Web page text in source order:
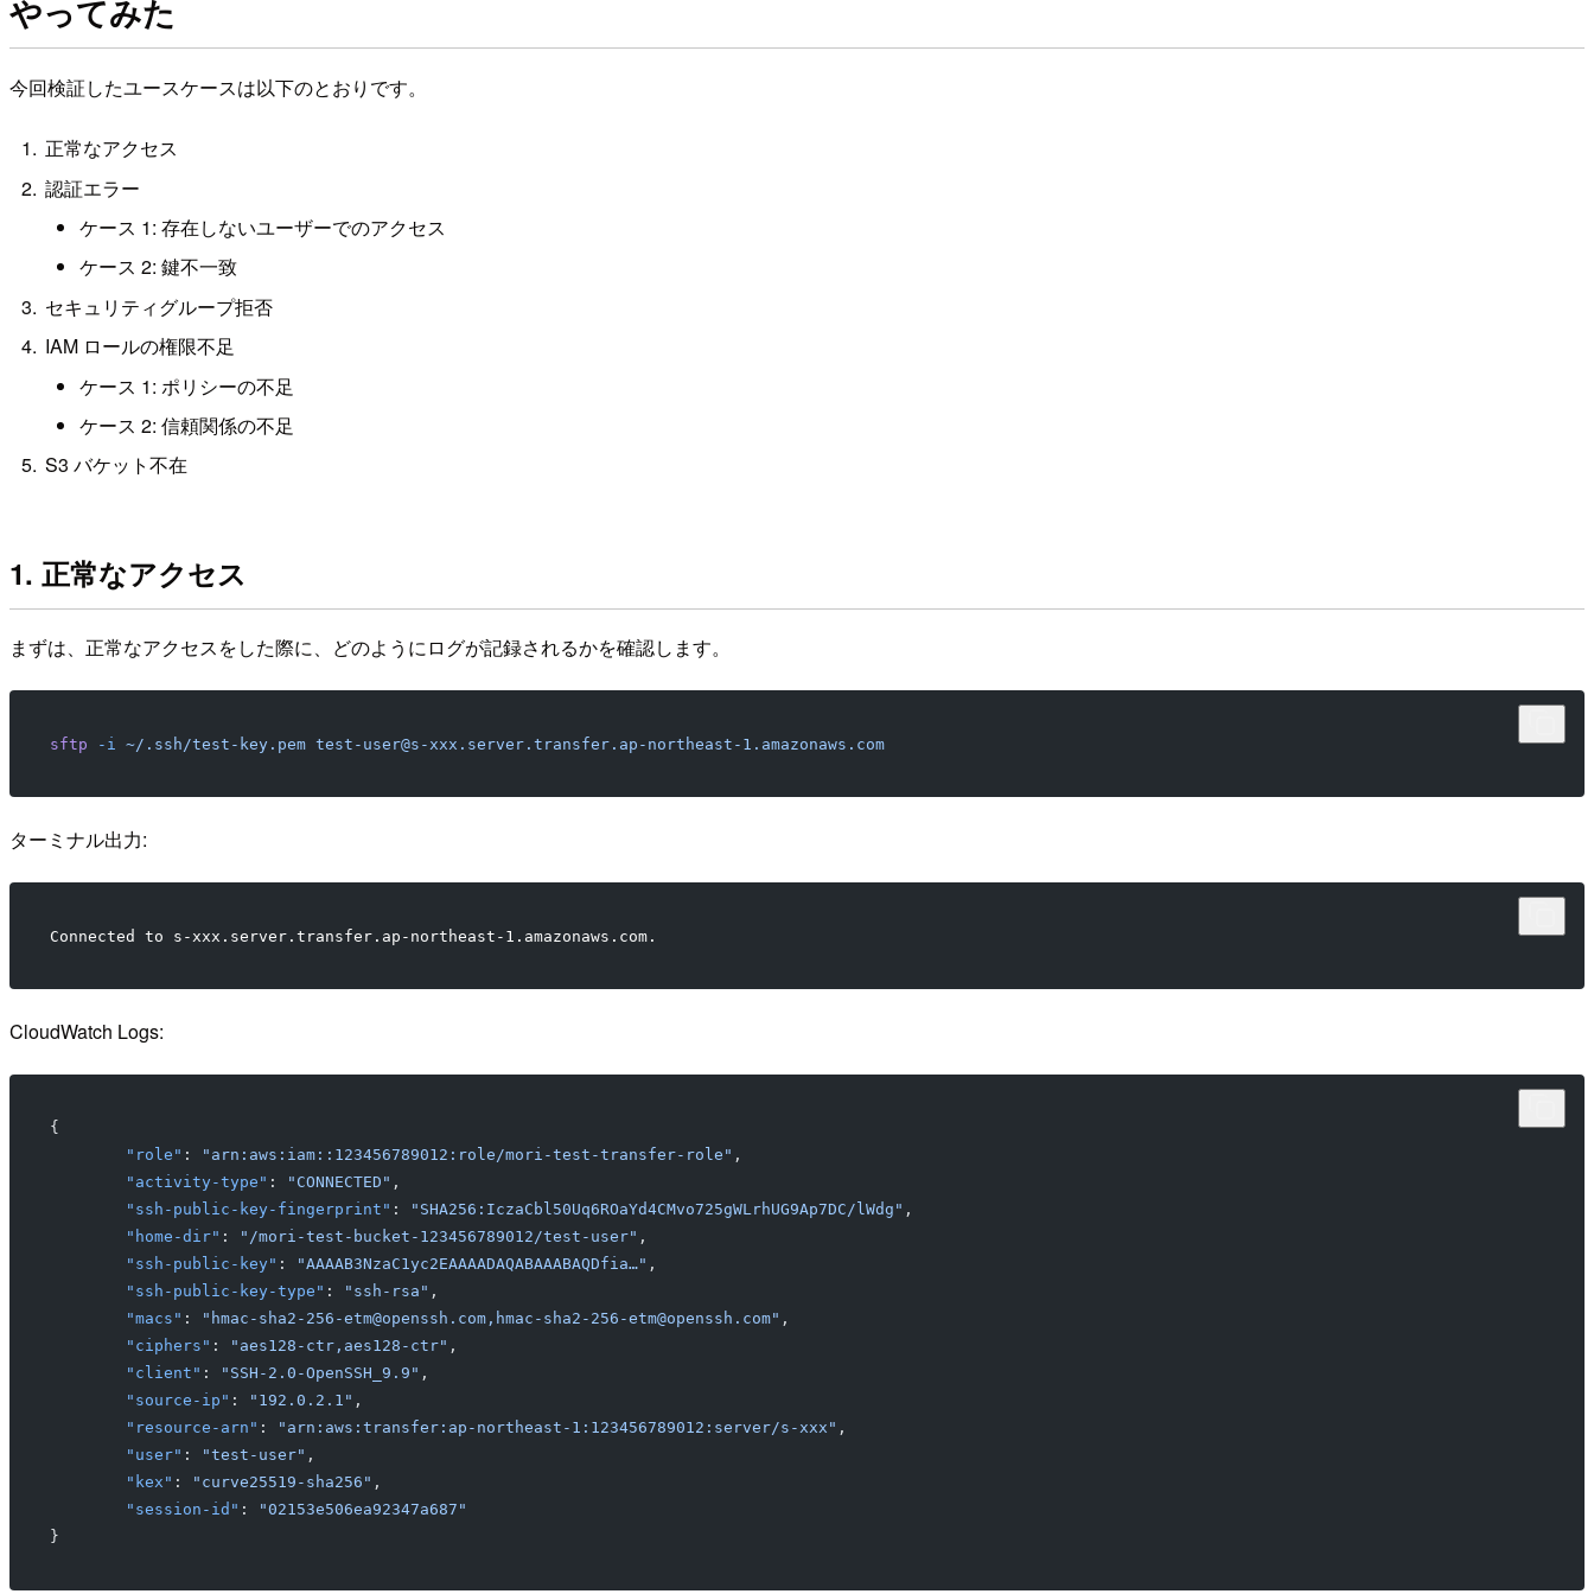
やってみた
今回検証したユースケースは以下のとおりです。
正常なアクセス
認証エラー
ケース 1: 存在しないユーザーでのアクセス
ケース 2: 鍵不一致
セキュリティグループ拒否
IAM ロールの権限不足
ケース 1: ポリシーの不足
ケース 2: 信頼関係の不足
S3 バケット不在
1. 正常なアクセス
まずは、正常なアクセスをした際に、どのようにログが記録されるかを確認します。
sftp -i ~/.ssh/test-key.pem test-user@s-xxx.server.transfer.ap-northeast-1.amazonaws.com
ターミナル出力:
Connected to s-xxx.server.transfer.ap-northeast-1.amazonaws.com.
CloudWatch Logs:
{
	"role"
: "arn:aws:iam::123456789012:role/mori-test-transfer-role" ,
	"activity-type"
: "CONNECTED" ,
	"ssh-public-key-fingerprint"
: "SHA256:IczaCbl50Uq6ROaYd4CMvo725gWLrhUG9Ap7DC/lWdg" ,
	"home-dir"
: "/mori-test-bucket-123456789012/test-user" ,
	"ssh-public-key"
: "AAAAB3NzaC1yc2EAAAADAQABAAABAQDfia…" ,
	"ssh-public-key-type"
: "ssh-rsa" ,
	"macs"
: "hmac-sha2-256-etm@openssh.com,hmac-sha2-256-etm@openssh.com" ,
	"ciphers"
: "aes128-ctr,aes128-ctr" ,
	"client"
: "SSH-2.0-OpenSSH_9.9" ,
	"source-ip"
: "192.0.2.1" ,
	"resource-arn"
: "arn:aws:transfer:ap-northeast-1:123456789012:server/s-xxx" ,
	"user"
: "test-user" ,
	"kex"
: "curve25519-sha256" ,
	"session-id"
:
"02153e506ea92347a687"
}